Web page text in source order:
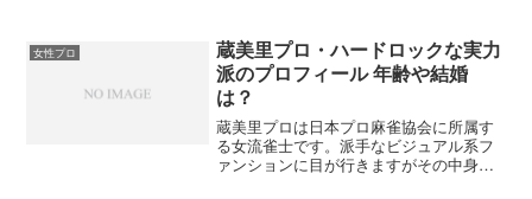
ら業界を支えてきた人気雀士でもありま
す。そんな和泉由希子プロについてまと
めてみました。
女性プロ
蔵美里プロ・ハードロックな実力
派のプロフィール 年齢や結婚
は？
蔵美里プロは日本プロ麻雀協会に所属す
る女流雀士です。派手なビジュアル系フ
ァンションに目が行きますがその中身は